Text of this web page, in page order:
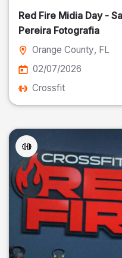
Red Fire Midia Day -
Pereira Fotografia
Orange County, FL
02/07/2026
Crossfit